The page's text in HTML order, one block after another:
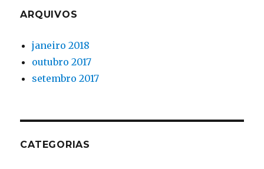
ARQUIVOS
janeiro 2018
outubro 2017
setembro 2017
CATEGORIAS